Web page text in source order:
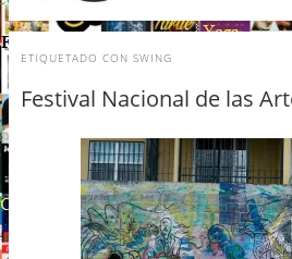
ETIQUETADO CON SWING
Festival Nacional de las